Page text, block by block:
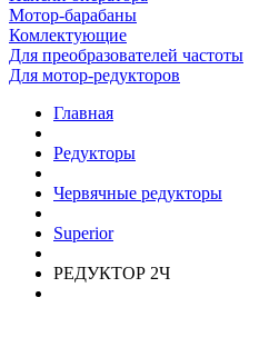
Мотор-барабаны
Комлектующие
Для преобразователей частоты
Для мотор-редукторов
Главная
Редукторы
Червячные редукторы
Superior
РЕДУКТОР 2Ч